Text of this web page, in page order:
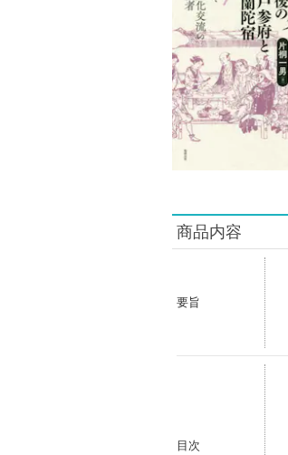
商品内容
要旨
目次